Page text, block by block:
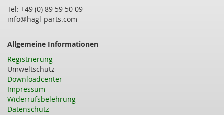
Tel: +49 (0) 89 59 50 09
info@hagl-parts.com
Allgemeine Informationen
Registrierung
Umweltschutz
Downloadcenter
Impressum
Widerrufsbelehrung
Datenschutz